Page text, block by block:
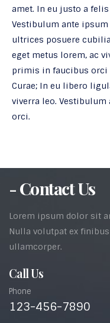
amet. In eu justo a
Vestibulum ante
ultrices posuere
eget metus lorem, ac
primis in faucibus
Curae; In eu libero
viverra leo.
orci.
- Contact Us
Lorem ipsum dolor sit
Nulla volutpat ex
ullamcorper.
Call Us
Phone
123-456-7890